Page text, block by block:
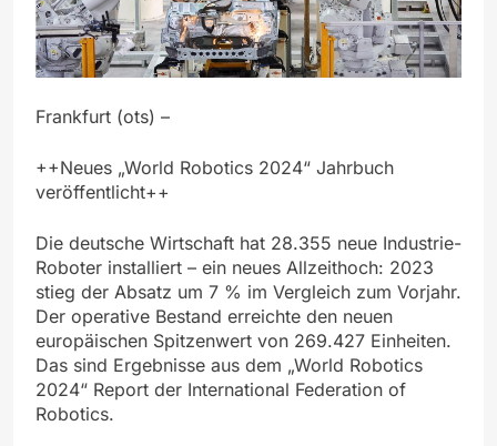
Frankfurt (ots) –
++Neues „World Robotics 2024“ Jahrbuch
veröffentlicht++
Die deutsche Wirtschaft hat 28.355 neue Industrie-
Roboter installiert – ein neues Allzeithoch: 2023
stieg der Absatz um 7 % im Vergleich zum Vorjahr.
Der operative Bestand erreichte den neuen
europäischen Spitzenwert von 269.427 Einheiten.
Das sind Ergebnisse aus dem „World Robotics
2024“ Report der International Federation of
Robotics.